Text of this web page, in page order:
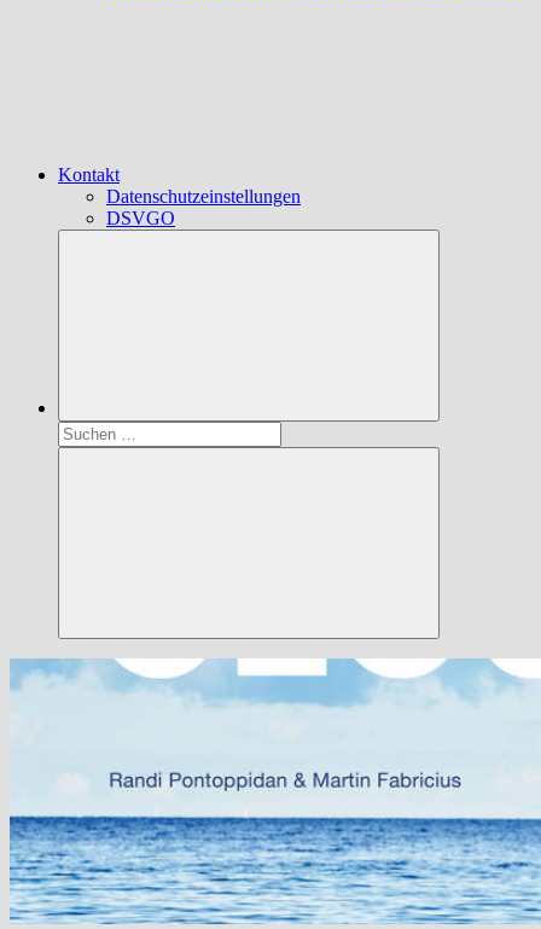
Kontakt
Datenschutzeinstellungen
DSVGO
Suchen
nach:
Suchen